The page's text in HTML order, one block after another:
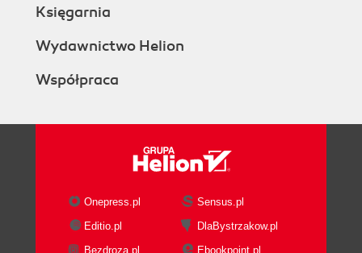
Księgarnia
Wydawnictwo Helion
Współpraca
Onepress.pl
Sensus.pl
Editio.pl
DlaBystrzakow.pl
Bezdroza.pl
Ebookpoint.pl